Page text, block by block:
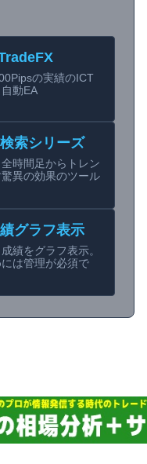
の実績のICT
動EA
索シリーズ
時間足からトレン
驚異の効果のツール
グラフ表示
績をグラフ表示。
は管理が必須で